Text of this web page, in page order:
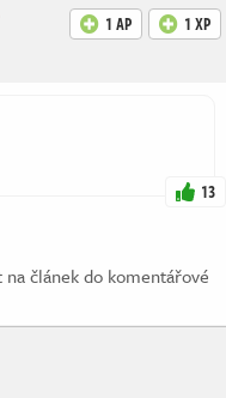
1 AP 1 XP
13
článek do komentářové